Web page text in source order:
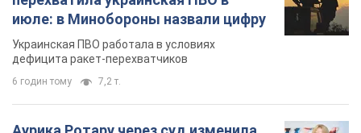
жаловалась: сколько получала
певица
артистки за время работы в Черновицкой
филармонии
за 7 годин